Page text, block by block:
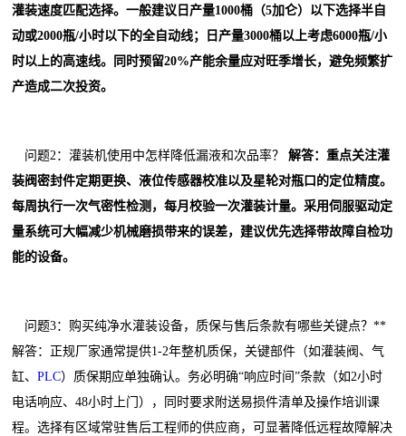
灌装速度匹配选择。一般建议日产量1000桶（5加仑）以下选择半自
动或2000瓶/小时以下的全自动线；日产量3000桶以上考虑6000瓶/小
时以上的高速线。同时预留20%产能余量应对旺季增长，避免频繁扩
产造成二次投资。
问题2：灌装机使用中怎样降低漏液和次品率？
解答：重点关注灌
装阀密封件定期更换、液位传感器校准以及星轮对瓶口的定位精度。
每周执行一次气密性检测，每月校验一次灌装计量。采用伺服驱动定
量系统可大幅减少机械磨损带来的误差，建议优先选择带故障自检功
能的设备。
问题3：购买纯净水灌装设备，质保与售后条款有哪些关键点？**
解答：正规厂家通常提供1-2年整机质保，关键部件（如灌装阀、气
缸、PLC）质保期应单独确认。务必明确“响应时间”条款（如2小时
电话响应、48小时上门），同时要求附送易损件清单及操作培训课
程。选择有区域常驻售后工程师的供应商，可显著降低远程故障解决